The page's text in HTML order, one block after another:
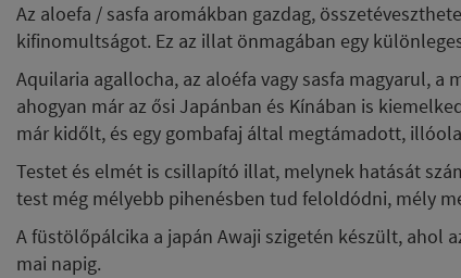
Az aloefa / sasfa aromákban gazdag,
kifinomultságot. Ez az illat önmagában egy
Aquilaria agallocha, az aloéfa vagy sasfa magyarul,
ahogyan már az ősi Japánban és Kínában is
már kidőlt, és egy gombafaj által megtámadott,
Testet és elmét is csillapító illat, melynek hatását
test még mélyebb pihenésben tud feloldódni, mély
A füstölőpálcika a japán Awaji szigetén készült, ahol
mai napig.